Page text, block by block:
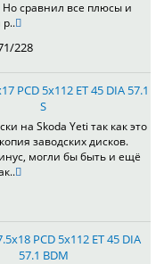
сравнил все плюсы и
228
PCD 5x112 ET 45 DIA 57.1
S
на Skoda Yeti так как это
заводских дисков.
могли бы быть и ещё
PCD 5x112 ET 45 DIA
57.1 BDM